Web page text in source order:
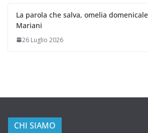
La parola che salva, omelia
Mariani
26 Luglio 2026
CHI SIAMO